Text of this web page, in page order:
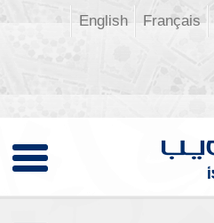
Français
English